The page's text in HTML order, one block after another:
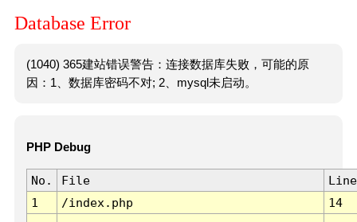
Database Error
(1040) 365建站错误警告：连接数据库失败，可能的原
因：1、数据库密码不对; 2、mysql未启动。
PHP Debug
No. File
Line
1
/index.php 14